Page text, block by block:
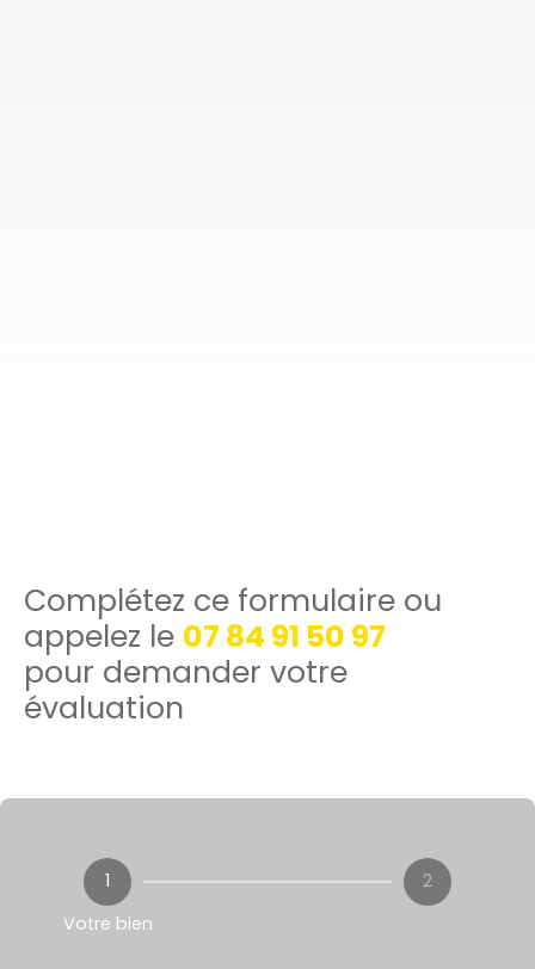
Complétez ce formulaire ou
appelez le 07 84 91 50 97
pour demander votre
évaluation
1
Votre bien
2